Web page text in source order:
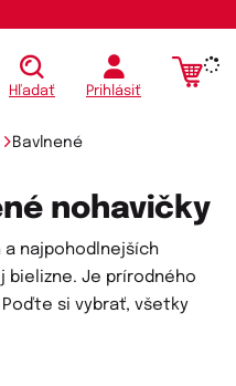
Hľadať Prihlásiť
Bavlnené
nohavičky
a najpohodlnejších
bielizne. Je prírodného
Poďte si vybrať, všetky